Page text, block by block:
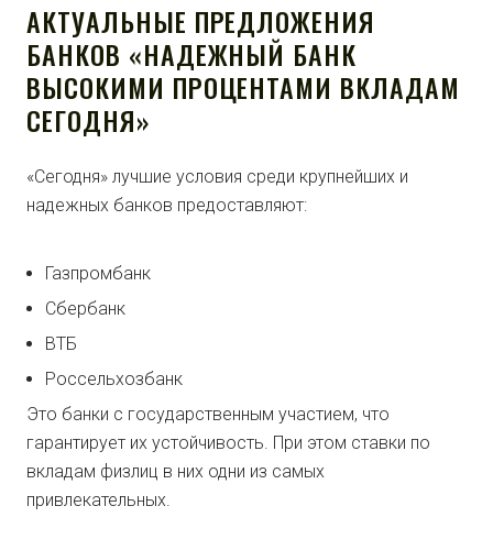
АКТУАЛЬНЫЕ ПРЕДЛОЖЕНИЯ
БАНКОВ «НАДЕЖНЫЙ БАНК
ВЫСОКИМИ ПРОЦЕНТАМИ ВКЛАДАМ
СЕГОДНЯ»
«Сегодня» лучшие условия среди крупнейших и
надежных банков предоставляют:
Газпромбанк
Сбербанк
ВТБ
Россельхозбанк
Это банки с государственным участием, что
гарантирует их устойчивость. При этом ставки по
вкладам физлиц в них одни из самых
привлекательных.